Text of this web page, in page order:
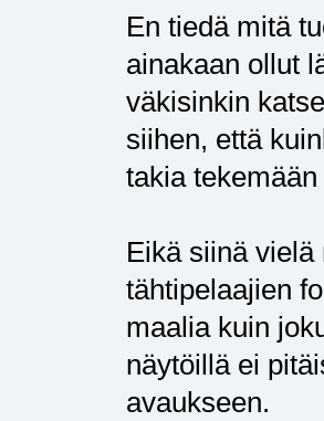
En tiedä mitä
ainakaan ollut
väkisinkin
siihen, että
takia
Eikä siinä
tähtipelaajien
maalia kuin
näytöillä ei
avaukseen.